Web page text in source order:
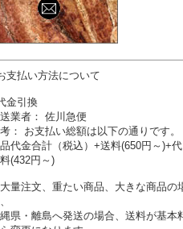
支払い方法について
金引換
業者： 佐川急便
： お支払い総額は以下の通りです。
代金合計（税込）+送料(650円～)+
(432円～)
量注文、重たい商品、大きな商品の
県・離島へ発送の場合、送料が基本